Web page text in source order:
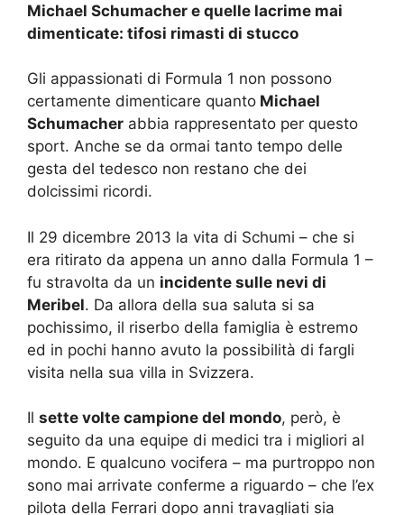
Michael Schumacher e quelle lacrime mai
dimenticate: tifosi rimasti di stucco
Gli appassionati di Formula 1 non possono
certamente dimenticare quanto Michael
Schumacher abbia rappresentato per questo
sport. Anche se da ormai tanto tempo delle
gesta del tedesco non restano che dei
dolcissimi ricordi.
Il 29 dicembre 2013 la vita di Schumi – che si
era ritirato da appena un anno dalla Formula 1 –
fu stravolta da un incidente sulle nevi di
Meribel. Da allora della sua saluta si sa
pochissimo, il riserbo della famiglia è estremo
ed in pochi hanno avuto la possibilità di fargli
visita nella sua villa in Svizzera.
Il sette volte campione del mondo, però, è
seguito da una equipe di medici tra i migliori al
mondo. E qualcuno vocifera – ma purtroppo non
sono mai arrivate conferme a riguardo – che l’ex
pilota della Ferrari dopo anni travagliati sia